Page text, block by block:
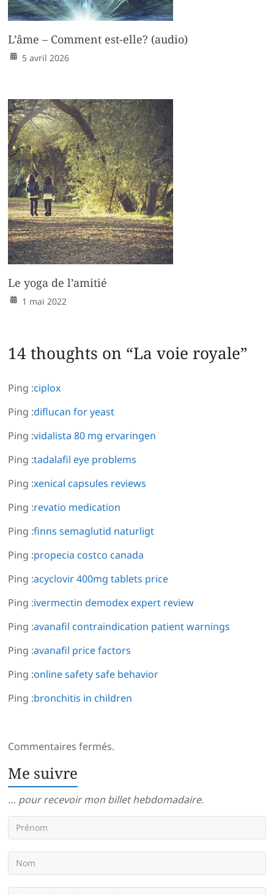
L’âme – Comment est-elle? (audio)
5 avril 2026
Le yoga de l’amitié
1 mai 2022
14 thoughts on “La voie royale”
Ping :ciplox
Ping :diflucan for yeast
Ping :vidalista 80 mg ervaringen
Ping :tadalafil eye problems
Ping :xenical capsules reviews
Ping :revatio medication
Ping :finns semaglutid naturligt
Ping :propecia costco canada
Ping :acyclovir 400mg tablets price
Ping :ivermectin demodex expert review
Ping :avanafil contraindication patient warnings
Ping :avanafil price factors
Ping :online safety safe behavior
Ping :bronchitis in children
Commentaires fermés.
Me suivre
… pour recevoir mon billet hebdomadaire.